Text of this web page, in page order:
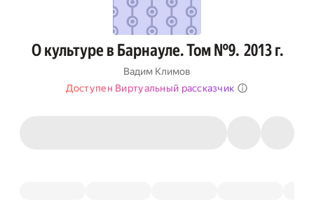
О культуре в Барнауле. Том №9. 2013 г.
Вадим Климов
Доступен Виртуальный рассказчик